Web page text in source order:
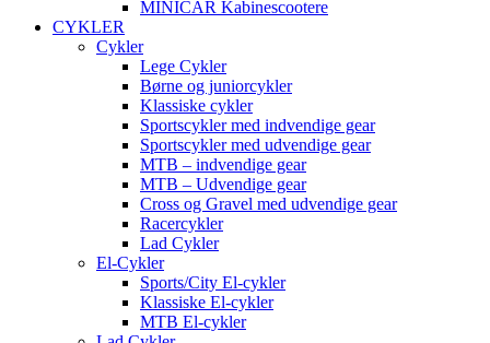
MINICAR Kabinescootere
CYKLER
Cykler
Lege Cykler
Børne og juniorcykler
Klassiske cykler
Sportscykler med indvendige gear
Sportscykler med udvendige gear
MTB – indvendige gear
MTB – Udvendige gear
Cross og Gravel med udvendige gear
Racercykler
Lad Cykler
El-Cykler
Sports/City El-cykler
Klassiske El-cykler
MTB El-cykler